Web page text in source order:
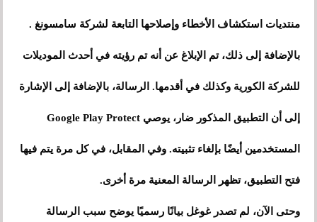
منتديات استكشاف الأخطاء وإصلاحها التابعة لشركة سامسونغ .
بالإضافة إلى ذلك، تم الإبلاغ عن أنه تم رؤيته في أحدث الموديلات
للشركة الكورية وكذلك في أقدمها. الرسالة، بالإضافة إلى الإشارة
إلى أن التطبيق المذكور ضار، يوصي Google Play Protect
المستخدمين أيضًا بإلغاء تثبيته. وفي المقابل، في كل مرة يتم فيها
فتح التطبيق، تظهر الرسالة المعنية مرة أخرى.
وحتى الآن، لم تصدر غوغل بيانًا رسميًا يوضح سبب الرسالة